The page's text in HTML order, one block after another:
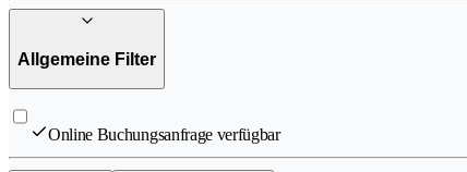
Allgemeine Filter
Online Buchungsanfrage verfügbar